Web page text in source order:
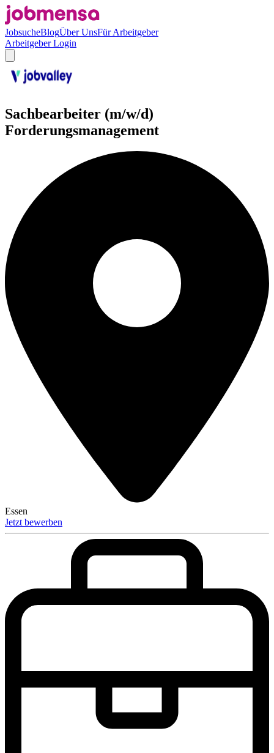
JobsucheBlogÜber UnsFür Arbeitgeber
Arbeitgeber Login
Sachbearbeiter (m/w/d)
Forderungsmanagement
Essen
Jetzt bewerben